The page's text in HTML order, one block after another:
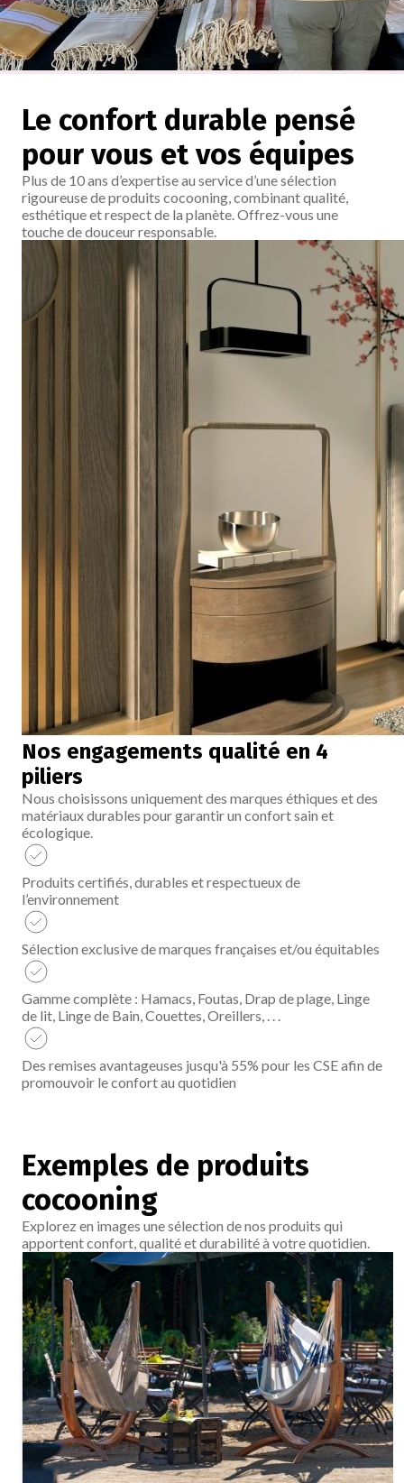
Le confort durable pensé
pour vous et vos équipes
Plus de 10 ans d’expertise au service d’une sélection
rigoureuse de produits cocooning, combinant qualité,
esthétique et respect de la planète. Offrez-vous une
touche de douceur responsable.
Nos engagements qualité en 4
piliers
Nous choisissons uniquement des marques éthiques et des
matériaux durables pour garantir un confort sain et
écologique.
Produits certifiés, durables et respectueux de
l’environnement
Sélection exclusive de marques françaises et/ou équitables
Gamme complète : Hamacs, Foutas, Drap de plage, Linge
de lit, Linge de Bain, Couettes, Oreillers, . . .
Des remises avantageuses jusqu'à 55% pour les CSE afin de
promouvoir le confort au quotidien
Exemples de produits
cocooning
Explorez en images une sélection de nos produits qui
apportent confort, qualité et durabilité à votre quotidien.